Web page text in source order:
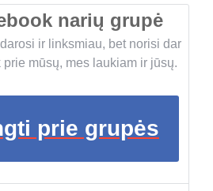
narių grupė
ir linksmiau, bet norisi dar
mūsų, mes laukiam ir jūsų.
prie grupės